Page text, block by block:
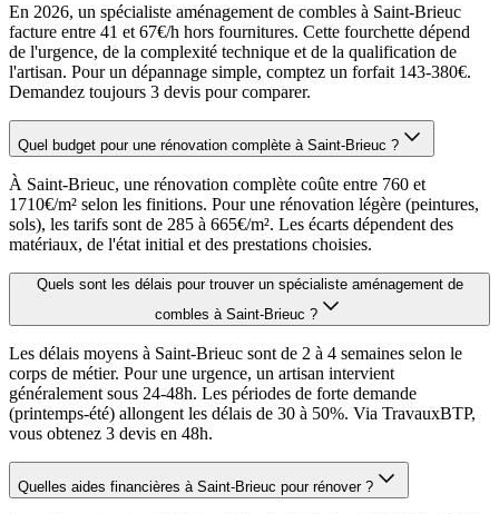
En 2026, un spécialiste aménagement de combles à Saint-Brieuc
facture entre 41 et 67€/h hors fournitures. Cette fourchette dépend
de l'urgence, de la complexité technique et de la qualification de
l'artisan. Pour un dépannage simple, comptez un forfait 143-380€.
Demandez toujours 3 devis pour comparer.
Quel budget pour une rénovation complète à Saint-Brieuc ?
À Saint-Brieuc, une rénovation complète coûte entre 760 et
1710€/m² selon les finitions. Pour une rénovation légère (peintures,
sols), les tarifs sont de 285 à 665€/m². Les écarts dépendent des
matériaux, de l'état initial et des prestations choisies.
Quels sont les délais pour trouver un spécialiste aménagement de
combles à Saint-Brieuc ?
Les délais moyens à Saint-Brieuc sont de 2 à 4 semaines selon le
corps de métier. Pour une urgence, un artisan intervient
généralement sous 24-48h. Les périodes de forte demande
(printemps-été) allongent les délais de 30 à 50%. Via TravauxBTP,
vous obtenez 3 devis en 48h.
Quelles aides financières à Saint-Brieuc pour rénover ?